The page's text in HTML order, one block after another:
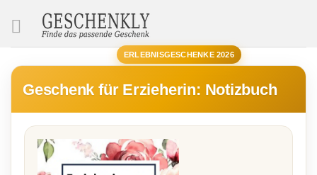
ERLEBNISGESCHENKE 2026
Geschenk für Erzieherin: Notizbuch